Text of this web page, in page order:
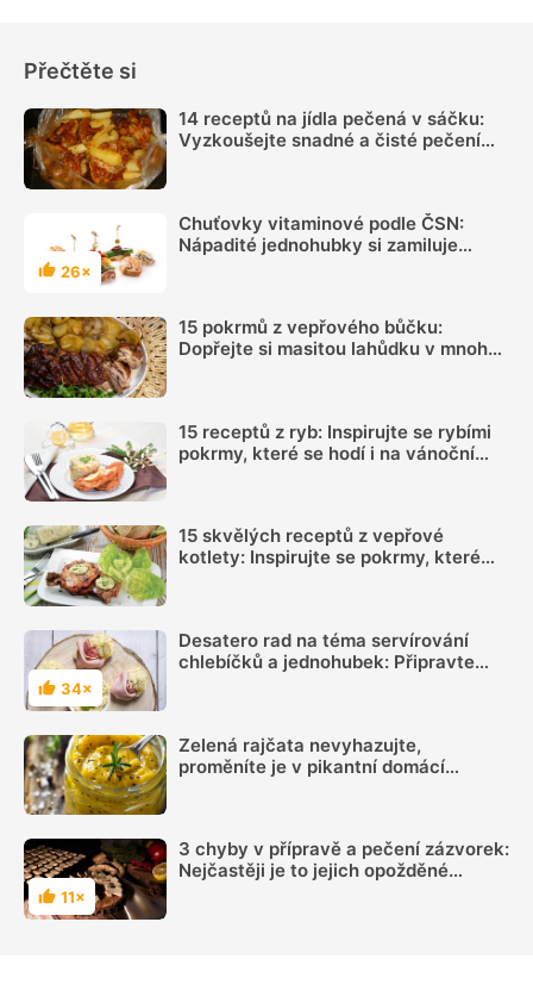
Přečtěte si
14 receptů na jídla pečená v sáčku:
Vyzkoušejte snadné a čisté pečení
Hodnocení
26×
Chuťovky vitaminové podle ČSN:
Nápadité jednohubky si zamiluje
15 pokrmů z vepřového bůčku:
Dopřejte si masitou lahůdku v mnoha
15 receptů z ryb: Inspirujte se rybími
pokrmy, které se hodí i na vánoční
15 skvělých receptů z vepřové
kotlety: Inspirujte se pokrmy, které
Hodnocení
34×
Desatero rad na téma servírování
chlebíčků a jednohubek: Připravte
Zelená rajčata nevyhazujte,
proměníte je v pikantní domácí
Hodnocení
11×
3 chyby v přípravě a pečení zázvorek:
Nejčastěji je to jejich opožděné